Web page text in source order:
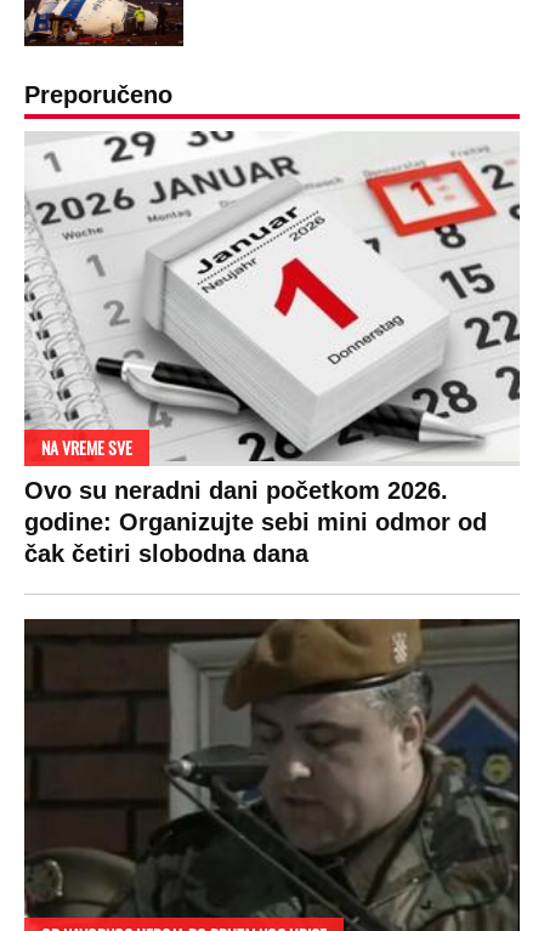
Preporučeno
NA VREME SVE
Ovo su neradni dani početkom 2026.
godine: Organizujte sebi mini odmor od
čak četiri slobodna dana